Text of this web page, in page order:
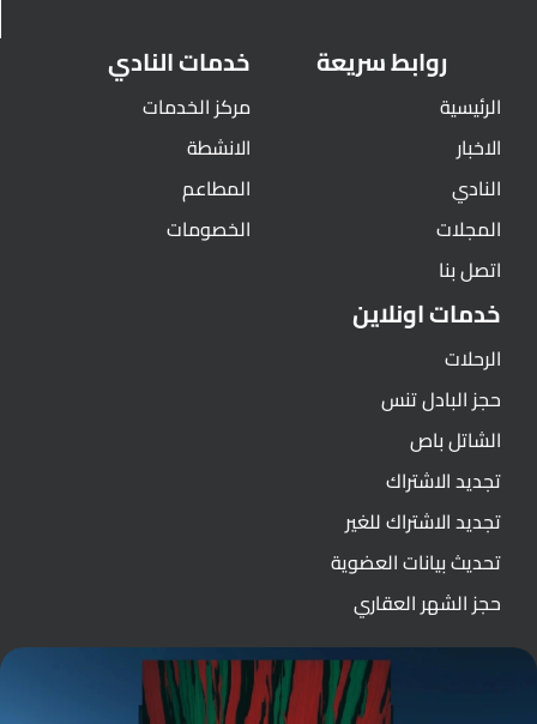
روابط سريعة
الرئيسية
الاخبار
النادي
المجلات
اتصل بنا
خدمات النادي
مركز الخدمات
الانشطة
المطاعم
الخصومات
خدمات اونلاين
الرحلات
حجز البادل تنس
الشاتل باص
تجديد الاشتراك
تجديد الاشتراك للغير
تحديث بيانات العضوية
حجز الشهر العقاري